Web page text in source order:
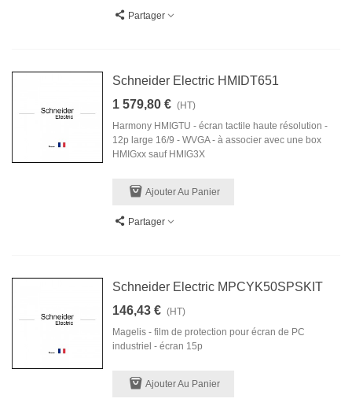
Partager
Schneider Electric HMIDT651
1 579,80 € (HT)
Harmony HMIGTU - écran tactile haute résolution -
12p large 16/9 - WVGA - à associer avec une box
HMIGxx sauf HMIG3X
Ajouter Au Panier
Partager
Schneider Electric MPCYK50SPSKIT
146,43 € (HT)
Magelis - film de protection pour écran de PC
industriel - écran 15p
Ajouter Au Panier